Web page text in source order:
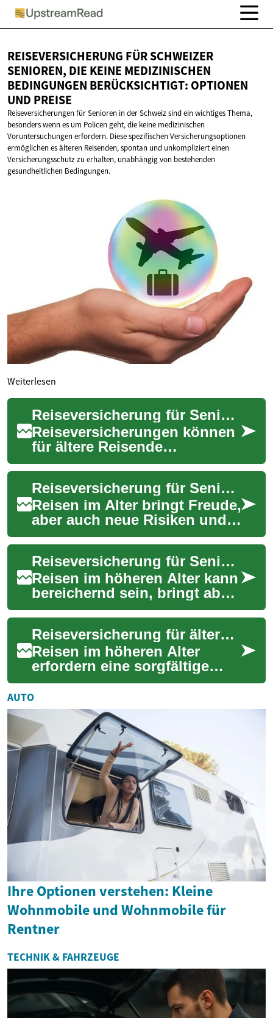
REISEVERSICHERUNG FÜR SCHWEIZER
SENIOREN, DIE KEINE MEDIZINISCHEN
BEDINGUNGEN BERÜCKSICHTIGT: OPTIONEN
UND PREISE
Reiseversicherungen für Senioren in der Schweiz sind ein wichtiges Thema,
besonders wenn es um Policen geht, die keine medizinischen
Voruntersuchungen erfordern. Diese spezifischen Versicherungsoptionen
ermöglichen es älteren Reisenden, spontan und unkompliziert einen
Versicherungsschutz zu erhalten, unabhängig von bestehenden
gesundheitlichen Bedingungen.
Weiterlesen
Reiseversicherung für Senioren: medizinische Absicherung verstehen
Reiseversicherungen können
für ältere Reisende
entscheidend sein, um
unerwartete medizinische
Kosten, Rücktransporte ... Reiseversicherung für Seniorinnen und Senioren in der Schweiz
Reisen im Alter bringt Freude,
aber auch neue Risiken und
Fragen mit sich. Eine
passende Reiseversicherung
kann finan...
Reiseversicherung für Senioren: Medizinische Absicherung
Reisen im höheren Alter kann
bereichernd sein, bringt aber
auch spezifische Risiken mit
sich. Eine passende
Reisevers...
Reiseversicherung für ältere Reisende: medizinische Absicherung
Reisen im höheren Alter
erfordern eine sorgfältige
Planung, besonders wenn es
um gesundheitliche
Absicherung und Vers...
AUTO
Ihre Optionen verstehen: Kleine
Wohnmobile und Wohnmobile für
Rentner
TECHNIK & FAHRZEUGE